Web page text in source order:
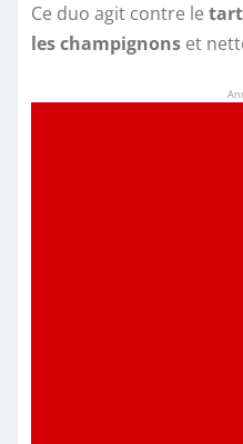
Ce duo agit contre le
les champignons et